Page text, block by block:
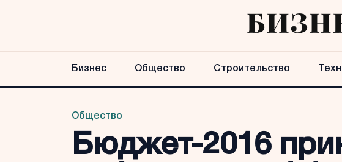
Бизнес Общество Строительство
Общество
Бюджет-2016